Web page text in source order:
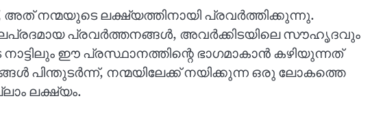
നന്മയുടെ ലക്ഷ്യത്തിനായി പ്രവർത്തിക്കുന്നു.
പ്രവർത്തനങ്ങൾ, അവർക്കിടയിലെ സൗഹൃദവും
ഈ പ്രസ്ഥാനത്തിന്റെ ഭാഗമാകാൻ കഴിയുന്നത്
പിന്തുടർന്ന്, നന്മയിലേക്ക് നയിക്കുന്ന ഒരു ലോകത്തെ
ലക്ഷ്യം.